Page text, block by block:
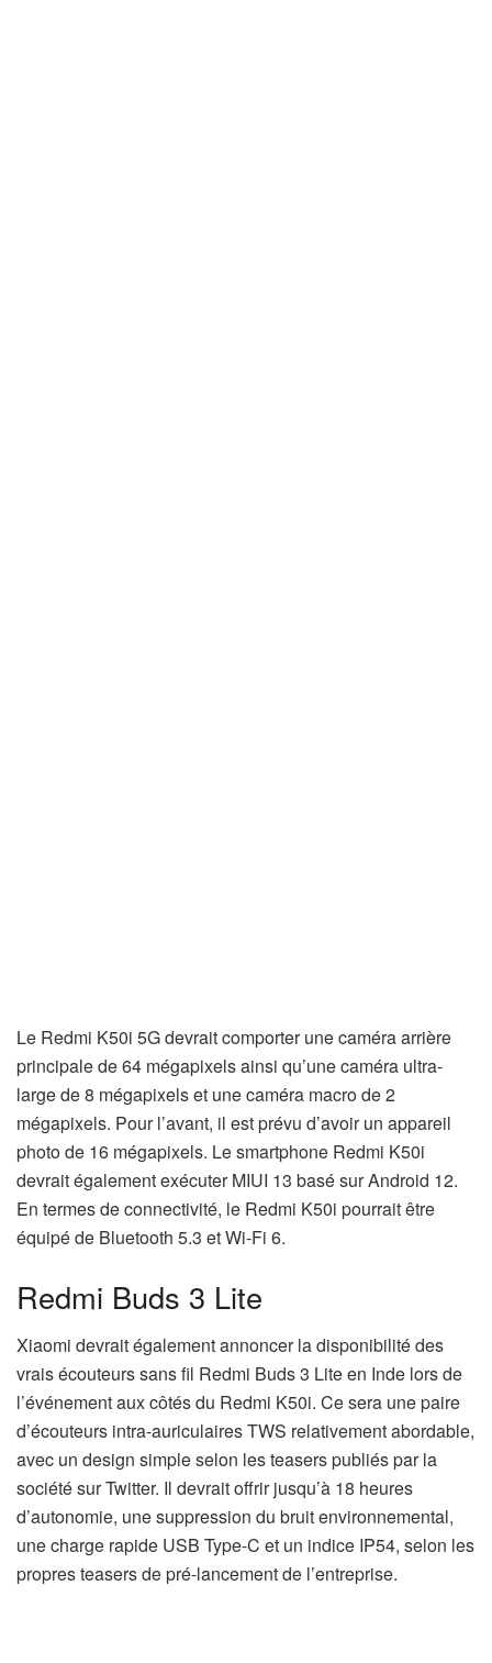
Le Redmi K50i 5G devrait comporter une caméra arrière
principale de 64 mégapixels ainsi qu’une caméra ultra-
large de 8 mégapixels et une caméra macro de 2
mégapixels. Pour l’avant, il est prévu d’avoir un appareil
photo de 16 mégapixels. Le smartphone Redmi K50i
devrait également exécuter MIUI 13 basé sur Android 12.
En termes de connectivité, le Redmi K50i pourrait être
équipé de Bluetooth 5.3 et Wi-Fi 6.
Redmi Buds 3 Lite
Xiaomi devrait également annoncer la disponibilité des
vrais écouteurs sans fil Redmi Buds 3 Lite en Inde lors de
l’événement aux côtés du Redmi K50i. Ce sera une paire
d’écouteurs intra-auriculaires TWS relativement abordable,
avec un design simple selon les teasers publiés par la
société sur Twitter. Il devrait offrir jusqu’à 18 heures
d’autonomie, une suppression du bruit environnemental,
une charge rapide USB Type-C et un indice IP54, selon les
propres teasers de pré-lancement de l’entreprise.